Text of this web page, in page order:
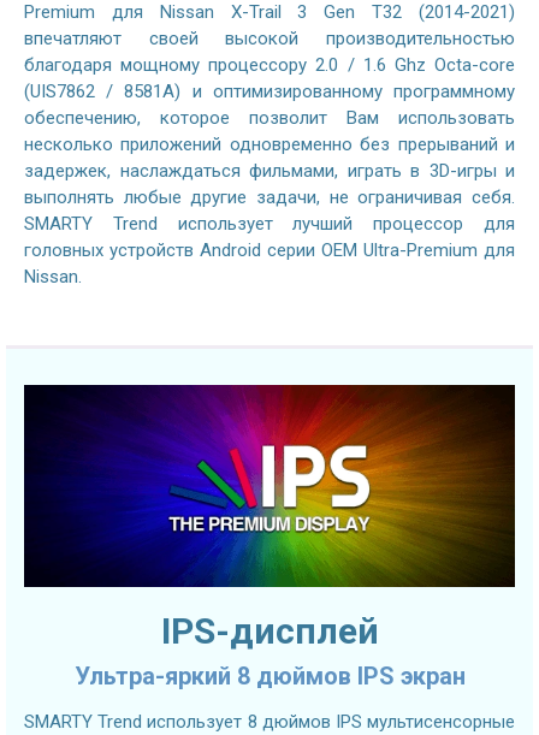
Premium для Nissan X-Trail 3 Gen T32 (2014-2021)
впечатляют своей высокой производительностью
благодаря мощному процессору 2.0 / 1.6 Ghz Octa-core
(UIS7862 / 8581A) и оптимизированному программному
обеспечению, которое позволит Вам использовать
несколько приложений одновременно без прерываний и
задержек, наслаждаться фильмами, играть в 3D-игры и
выполнять любые другие задачи, не ограничивая себя.
SMARTY Trend использует лучший процессор для
головных устройств Android серии OEM Ultra-Premium для
Nissan.
IPS-дисплей
Ультра-яркий 8 дюймов IPS экран
SMARTY Trend использует 8 дюймов IPS мультисенсорные